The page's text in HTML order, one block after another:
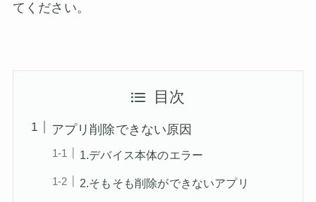
てください。
目次
アプリ削除できない原因
1.デバイス本体のエラー
2.そもそも削除ができないアプリ